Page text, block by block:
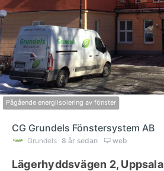
Pågående energiisolering av fönster
CG Grundels Fönstersystem AB
Grundels 8 år sedan web
Lägerhyddsvägen 2, Uppsala